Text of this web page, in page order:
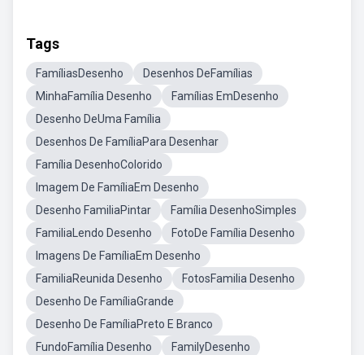
Tags
FamíliasDesenho
Desenhos DeFamílias
MinhaFamília Desenho
Famílias EmDesenho
Desenho DeUma Família
Desenhos De FamíliaPara Desenhar
Família DesenhoColorido
Imagem De FamíliaEm Desenho
Desenho FamiliaPintar
Família DesenhoSimples
FamiliaLendo Desenho
FotoDe Família Desenho
Imagens De FamíliaEm Desenho
FamiliaReunida Desenho
FotosFamilia Desenho
Desenho De FamíliaGrande
Desenho De FamíliaPreto E Branco
FundoFamília Desenho
FamilyDesenho